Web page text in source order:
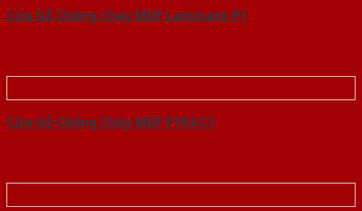
Cửa Gỗ Chống Cháy MDF Laminate P1
Cửa Gỗ Chống Cháy MDF P1R4 C1